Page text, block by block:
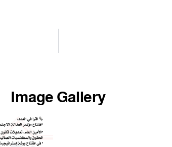
Image Gallery